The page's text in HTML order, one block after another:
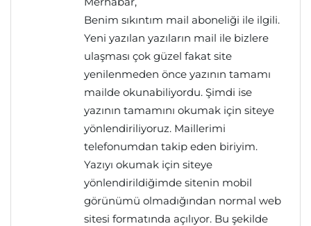
Benim sıkıntım mail aboneliği ile ilgili.
Yeni yazılan yazıların mail ile bizlere
ulaşması çok güzel fakat site
yenilenmeden önce yazının tamamı
mailde okunabiliyordu. Şimdi ise
yazının tamamını okumak için siteye
yönlendiriliyoruz. Maillerimi
telefonumdan takip eden biriyim.
Yazıyı okumak için siteye
yönlendirildiğimde sitenin mobil
görünümü olmadığından normal web
sitesi formatında açılıyor. Bu şekilde